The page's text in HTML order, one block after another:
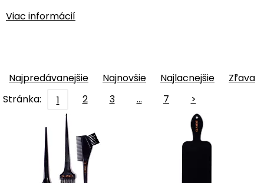
Viac informácií
Najpredávanejšie Najnovšie Najlacnejšie
Zľava
Stránka:
1 2 3 … 7 >